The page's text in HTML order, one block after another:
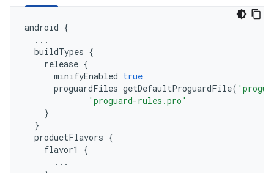
android {
...
buildTypes {
release {
minifyEnabled true
proguardFiles getDefaultProguardFile(
'proguard-rules.pro'
}
}
productFlavors {
flavor1
{
...